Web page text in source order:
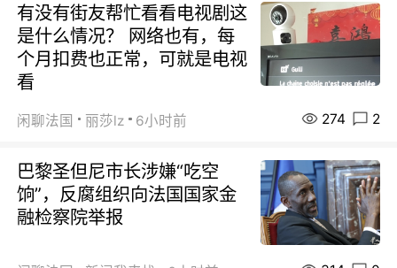
有没有街友帮忙看看电视剧这
是什么情况？ 网络也有，每
个月扣费也正常，可就是电视
看
闲聊法国 丽莎lz 6小时前 274 2
巴黎圣但尼市长涉嫌“吃空
饷”，反腐组织向法国国家金
融检察院举报